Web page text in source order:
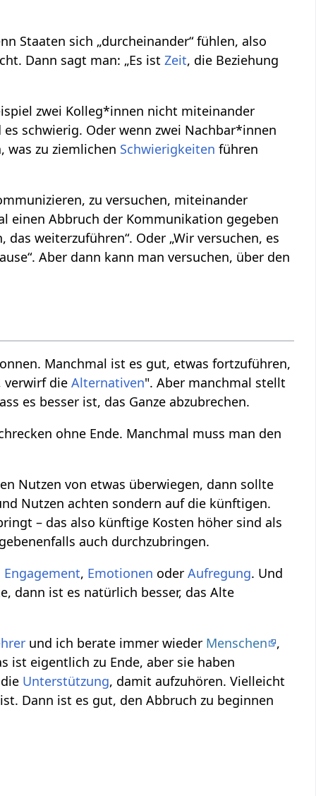
Staaten sich „durcheinander“ fühlen, also
Dann sagt man: „Es istZeit, die Beziehung
zwei Kolleg*innen nicht miteinander
schwierig. Oder wenn zwei Nachbar*innen
was zu ziemlichen Schwierigkeiten führen
zu versuchen, miteinander
einen Abbruch der Kommunikation gegeben
weiterzuführen“. Oder „Wir versuchen, es
Aber dann kann man versuchen, über den
Manchmal ist es gut, etwas fortzuführen,
verwirf dieAlternativen". Aber manchmal stellt
es besser ist, das Ganze abzubrechen.
ohne Ende. Manchmal muss man den
Nutzen von etwas überwiegen, dann sollte
Nutzen achten sondern auf die künftigen.
– das also künftige Kosten höher sind als
auch durchzubringen.
Engagement, Emotionen oderAufregung. Und
dann ist es natürlich besser, das Alte
und ich berate immer wieder Menschen
,
ist eigentlich zu Ende, aber sie haben
Unterstützung, damit aufzuhören. Vielleicht
Dann ist es gut, den Abbruch zu beginnen